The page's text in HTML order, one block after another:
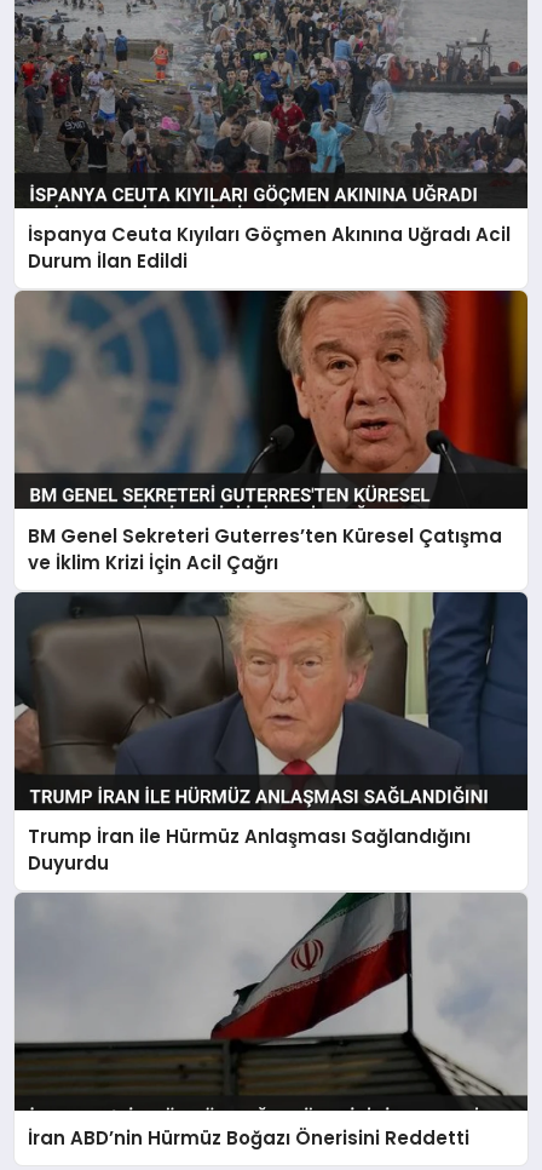
İspanya Ceuta Kıyıları Göçmen Akınına Uğradı Acil
Durum İlan Edildi
BM Genel Sekreteri Guterres’ten Küresel Çatışma
ve İklim Krizi İçin Acil Çağrı
Trump İran ile Hürmüz Anlaşması Sağlandığını
Duyurdu
İran ABD’nin Hürmüz Boğazı Önerisini Reddetti